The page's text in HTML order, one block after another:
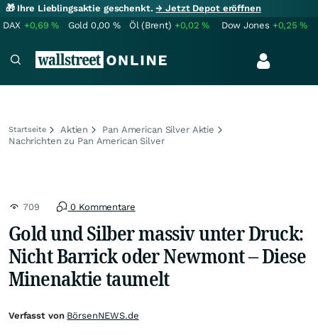
🎁 Ihre Lieblingsaktie geschenkt.→ Jetzt Depot eröffnen
DAX +0,69% Gold 0,00 % Öl (Brent) +0,02% Dow Jones +0,25%
Startseite Aktien
Pan American Silver Aktie
Nachrichten zu Pan American Silver
709 0 Kommentare
Gold und Silber massiv unter Druck:
Nicht Barrick oder Newmont – Diese
Minenaktie taumelt
Verfasst von BörsenNEWS.de